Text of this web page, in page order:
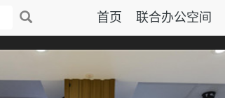
首页 联合办公空间